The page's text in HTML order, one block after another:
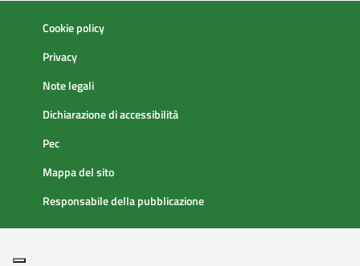
Cookie policy
Privacy
Note legali
Dichiarazione di accessibilità
Pec
Mappa del sito
Responsabile della pubblicazione